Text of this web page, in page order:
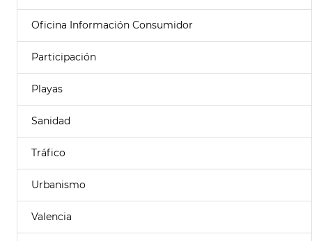
Oficina Información Consumidor
Participación
Playas
Sanidad
Tráfico
Urbanismo
Valencia